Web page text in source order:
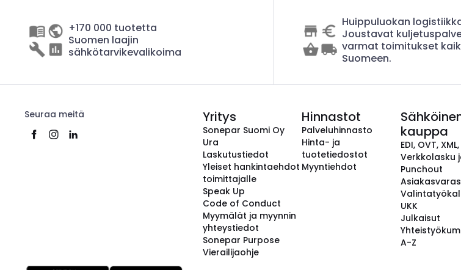
+170 000 tuotetta
Suomen laajin
sähkötarvikevalikoima
Huippuluokan
Joustavat
varmat toimitukset
Suomeen.
Seuraa meitä Yritys
Sonepar Suomi Oy
Ura
Laskutustiedot
Yleiset hankintaehdot
toimittajalle
Speak Up
Code of Conduct
Myymälät ja myynnin
yhteystiedot
Sonepar Purpose
Vierailijaohje
Hinnastot
Palveluhinnasto
Hinta- ja
tuotetiedostot
Myyntiehdot
kauppa
EDI, OVT, XML,
Verkkolasku
Punchout
UKK
Julkaisut
A-Z